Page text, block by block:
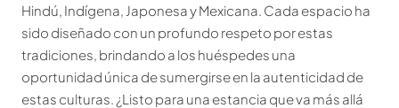
Hindú, Indígena, Japonesa y Mexicana. Cada espacio ha
sido diseñado con un profundo respeto por estas
tradiciones, brindando a los huéspedes una
oportunidad única de sumergirse en la autenticidad de
estas culturas. ¿Listo para una estancia que va más allá